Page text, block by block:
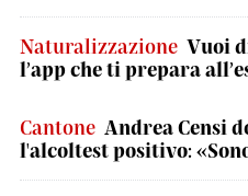
Naturalizzazione Vuoi
l’app che ti prepara
Cantone Andrea Censi
l'alcoltest positivo: